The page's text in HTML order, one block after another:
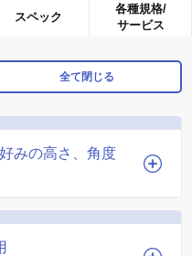
スペック
各種規格/
サービス
全て閉じる
みの高さ、角度